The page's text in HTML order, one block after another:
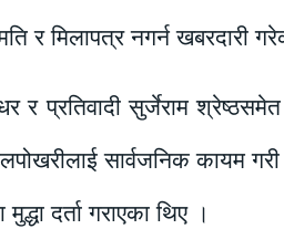
र मिलापत्र नगर्न खबरदारी
र प्रतिवादी सुर्जेराम
सार्वजनिक कायम गरी
दर्ता गराएका थिए ।